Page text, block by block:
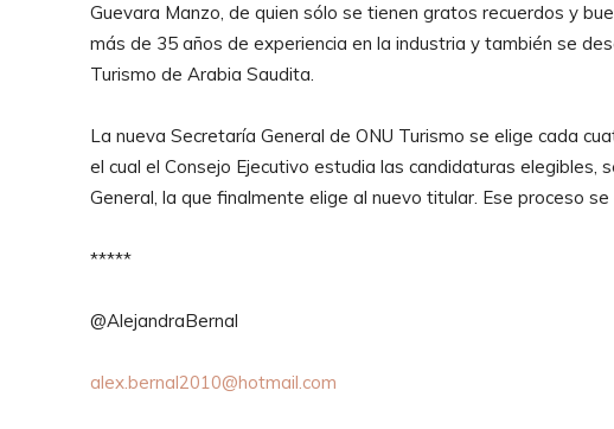
Guevara Manzo, de quien sólo se tienen gratos recuerdos y
más de 35 años de experiencia en la industria y también se
Turismo de Arabia Saudita.
La nueva Secretaría General de ONU Turismo se elige cada
el cual el Consejo Ejecutivo estudia las candidaturas
General, la que finalmente elige al nuevo titular. Ese proceso
*****
@AlejandraBernal
alex.bernal2010@hotmail.com